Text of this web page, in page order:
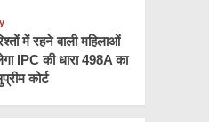
में रहने वाली महिलाओं
IPC की धारा 498A का
कोर्ट